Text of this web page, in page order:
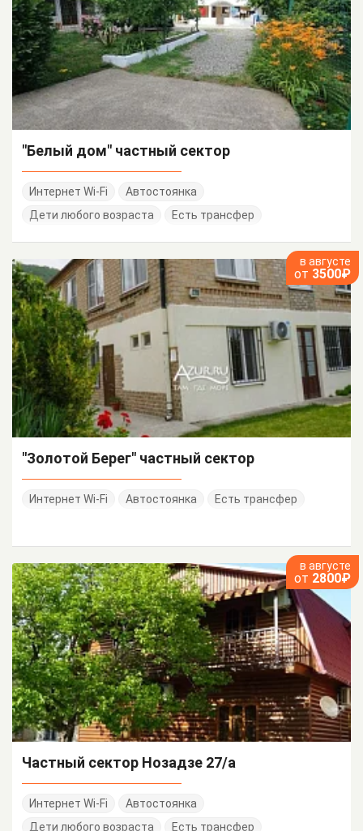
"Белый дом" частный сектор
Интернет Wi-Fi
Автостоянка
Дети любого возраста
Есть трансфер
в августе
от 3500₽
"Золотой Берег" частный сектор
Интернет Wi-Fi Автостоянка Есть трансфер
в августе
от 2800₽
Частный сектор Нозадзе 27/а
Интернет Wi-Fi
Автостоянка
Дети любого возраста
Есть трансфер